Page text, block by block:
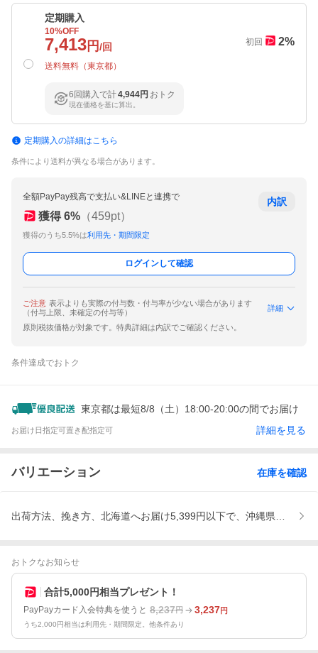
定期購入
10%OFF
7,413 円/回
送料無料（東京都）
初回 2%
6回購入で計4,944円 おトク
現在価格を基に算出。
定期購入の詳細はこちら
条件により送料が異なる場合があります。
全額PayPay残高で支払い&LINEと連携で
獲得 6% （459pt）
獲得のうち5.5%は利用先・期間限定
内訳
ログインして確認
ご注意 表示よりも実際の付与数・付与率が少ない場合があります
（付与上限、未確定の付与等）
詳細
原則税抜価格が対象です。特典詳細は内訳でご確認ください。
条件達成でおトク
東京都は最短8/8（土）18:00-20:00の間でお届け
お届け日指定可置き配指定可 詳細を見る
バリエーション 在庫を確認
出荷方法、挽き方、北海道へお届け5,399円以下で、沖縄県へのお
おトクなお知らせ
合計5,000円相当プレゼント！
PayPayカード入会特典を使うと 8,237円 3,237円
うち2,000円相当は利用先・期間限定。他条件あり